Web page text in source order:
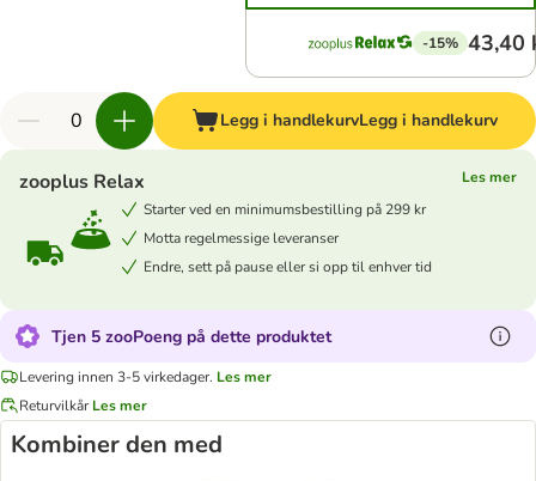
-15% 43,40
Legg i handlekurvLegg i handlekurv
zooplus Relax
Les mer
Starter ved en minimumsbestilling på 299 kr
Motta regelmessige leveranser
Endre, sett på pause eller si opp til enhver tid
Tjen 5 zooPoeng på dette produktet
Levering innen 3-5 virkedager. Les mer
Returvilkår Les mer
Kombiner den med